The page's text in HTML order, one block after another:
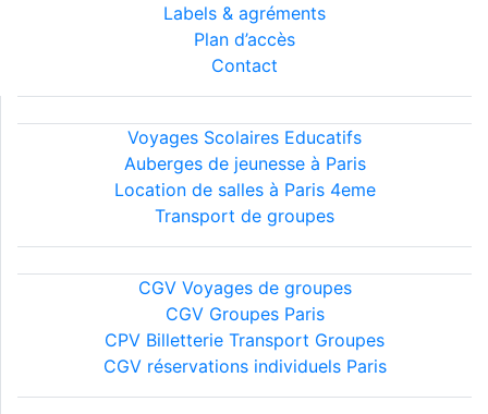
Labels & agréments
Plan d’accès
Contact
Voyages Scolaires Educatifs
Auberges de jeunesse à Paris
Location de salles à Paris 4eme
Transport de groupes
CGV Voyages de groupes
CGV Groupes Paris
CPV Billetterie Transport Groupes
CGV réservations individuels Paris